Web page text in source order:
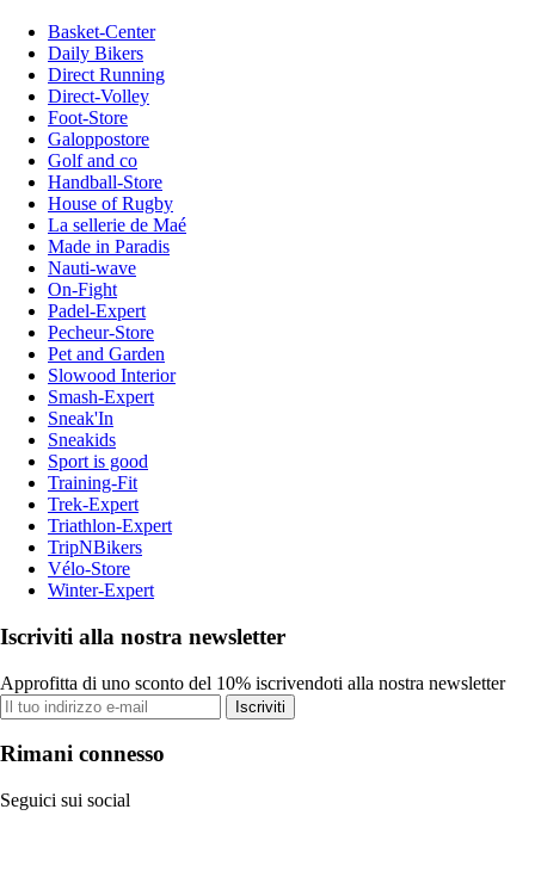
Basket-Center
Daily Bikers
Direct Running
Direct-Volley
Foot-Store
Galoppostore
Golf and co
Handball-Store
House of Rugby
La sellerie de Maé
Made in Paradis
Nauti-wave
On-Fight
Padel-Expert
Pecheur-Store
Pet and Garden
Slowood Interior
Smash-Expert
Sneak'In
Sneakids
Sport is good
Training-Fit
Trek-Expert
Triathlon-Expert
TripNBikers
Vélo-Store
Winter-Expert
Iscriviti alla nostra newsletter
Approfitta di uno sconto del 10% iscrivendoti alla nostra newsletter
Iscriviti
Rimani connesso
Seguici sui social